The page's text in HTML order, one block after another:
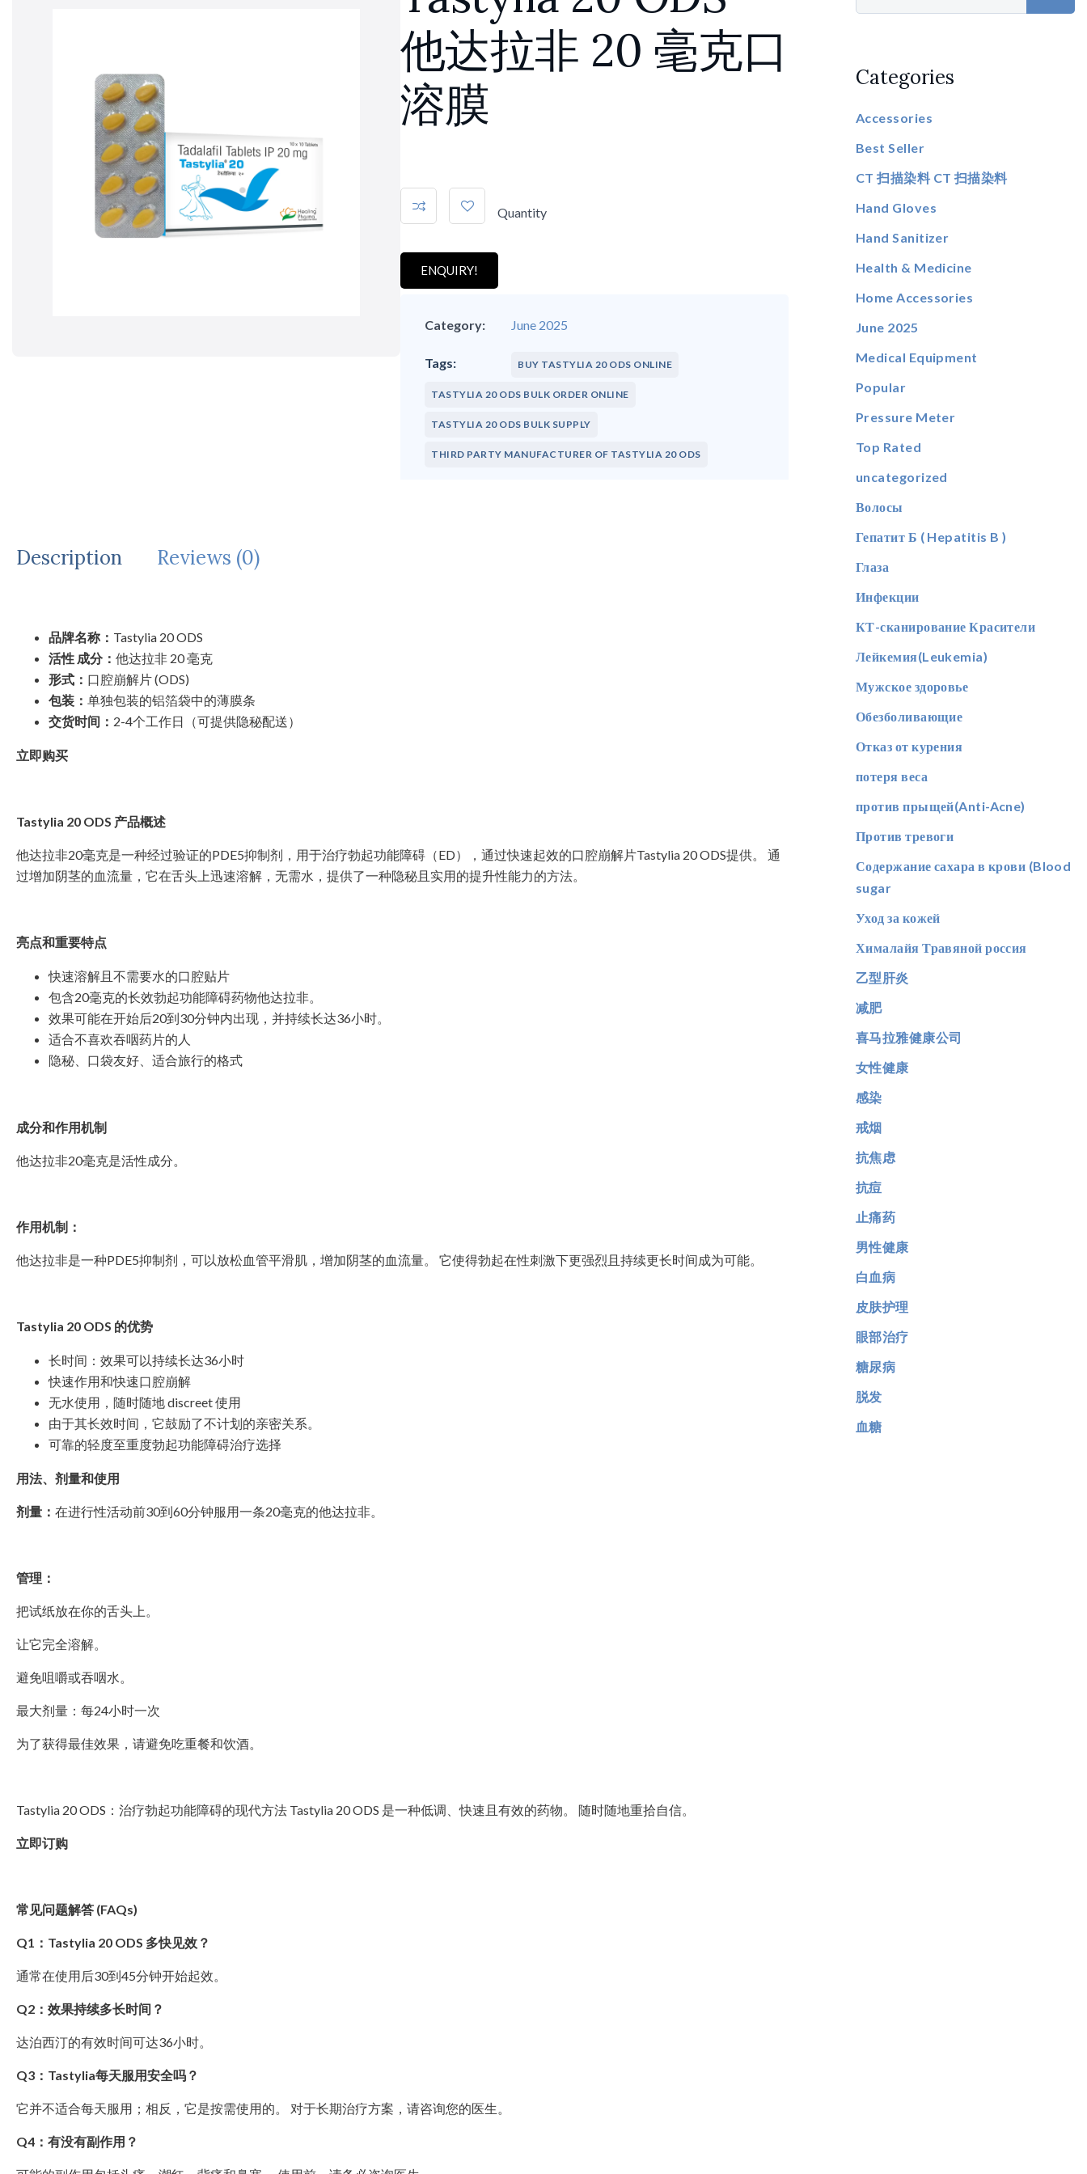
他达拉非 20 毫克口
溶膜
Quantity
ENQUIRY!
Category: June 2025
BUY TASTYLIA 20 ODS ONLINE
TASTYLIA 20 ODS BULK ORDER ONLINE
TASTYLIA 20 ODS BULK SUPPLY
THIRD PARTY MANUFACTURER OF TASTYLIA 20 ODS
Description Reviews (0)
品牌名称： Tastylia 20 ODS
活性 成分： 他达拉非 20 毫克
形式： 口腔崩解片 (ODS)
包装： 单独包装的铝箔袋中的薄膜条
交货时间： 2-4个工作日（可提供隐秘配送）
立即购买
Tastylia 20 ODS 产品概述
他达拉非20毫克是一种经过验证的PDE5抑制剂，用于治疗勃起功能障碍（ED），通过快速起效的口腔崩解片Tastylia 20 ODS提供。 通
过增加阴茎的血流量，它在舌头上迅速溶解，无需水，提供了一种隐秘且实用的提升性能力的方法。
亮点和重要特点
快速溶解且不需要水的口腔贴片
包含20毫克的长效勃起功能障碍药物他达拉非。
效果可能在开始后20到30分钟内出现，并持续长达36小时。
适合不喜欢吞咽药片的人
隐秘、口袋友好、适合旅行的格式
成分和作用机制
他达拉非20毫克是活性成分。
作用机制：
他达拉非是一种PDE5抑制剂，可以放松血管平滑肌，增加阴茎的血流量。 它使得勃起在性刺激下更强烈且持续更长时间成为可能。
Tastylia 20 ODS 的优势
长时间：效果可以持续长达36小时
快速作用和快速口腔崩解
无水使用，随时随地 discreet 使用
由于其长效时间，它鼓励了不计划的亲密关系。
可靠的轻度至重度勃起功能障碍治疗选择
用法、剂量和使用
剂量： 在进行性活动前30到60分钟服用一条20毫克的他达拉非。
管理：
把试纸放在你的舌头上。
让它完全溶解。
避免咀嚼或吞咽水。
最大剂量：每24小时一次
为了获得最佳效果，请避免吃重餐和饮酒。
Tastylia 20 ODS：治疗勃起功能障碍的现代方法 Tastylia 20 ODS 是一种低调、快速且有效的药物。 随时随地重拾自信。
立即订购
常见问题解答 (FAQs)
Q1：Tastylia 20 ODS 多快见效？
通常在使用后30到45分钟开始起效。
Q2：效果持续多长时间？
达泊西汀的有效时间可达36小时。
Q3：Tastylia每天服用安全吗？
它并不适合每天服用；相反，它是按需使用的。 对于长期治疗方案，请咨询您的医生。
Q4：有没有副作用？
Categories
Accessories
Best Seller
CT 扫描染料 CT 扫描染料
Hand Gloves
Hand Sanitizer
Health & Medicine
Home Accessories
June 2025
Medical Equipment
Popular
Pressure Meter
Top Rated
uncategorized
Волосы
Гепатит Б ( Hepatitis B )
Глаза
Инфекции
КТ-сканирование Красители
Лейкемия(Leukemia)
Мужское здоровье
Обезболивающие
Отказ от курения
потеря веса
против прыщей(Anti-Acne)
Против тревоги
Содержание сахара в крови (Blood
sugar
Уход за кожей
Хималайя Травяной россия
乙型肝炎
减肥
喜马拉雅健康公司
女性健康
感染
戒烟
抗焦虑
抗痘
止痛药
男性健康
白血病
皮肤护理
眼部治疗
糖尿病
脱发
血糖